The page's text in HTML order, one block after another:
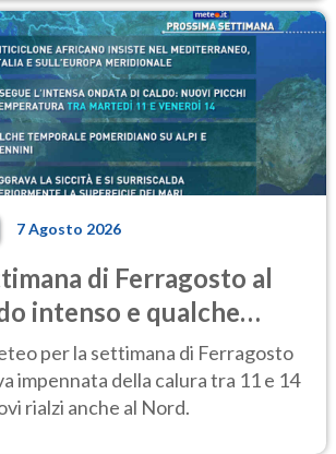
7 Agosto 2026
di Ferragosto al
intenso e qualche
per la settimana di Ferragosto
impennata della calura tra 11 e 14
rialzi anche al Nord.